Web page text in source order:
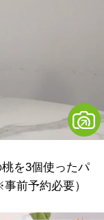
を3個使ったパ
前予約必要）